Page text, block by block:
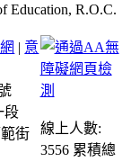
R.O.C.
| 意
段
街
線上人數:
3556 累積總